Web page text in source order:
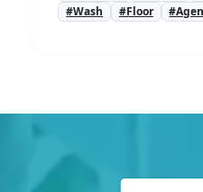
#Wash
#Floor